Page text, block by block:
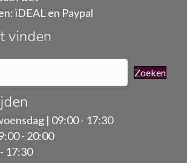
iDEAL en Paypal
vinden
Zoeken
| 09:00 - 17:30
- 20:00
17:30